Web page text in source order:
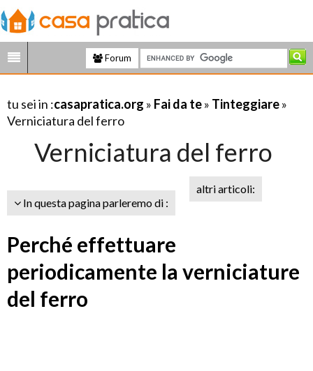
Forum
tu sei in :casapratica.org » Fai da te» Tinteggiare»
Verniciatura del ferro
Verniciatura del ferro
In questa pagina parleremo di :
altri articoli:
Perché effettuare
periodicamente la verniciature
del ferro